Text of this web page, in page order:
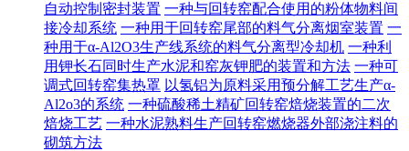
自动控制密封装置 一种与回转窑配合使用的粉体物料间
接冷却系统 一种用于回转窑尾部的料气分离烟室装置 一
种用于α-Al2O3生产线系统的料气分离型冷却机 一种利
用钾长石同时生产水泥和窑灰钾肥的装置和方法 一种可
调式回转窑集热罩 以氢铝为原料采用预分解工艺生产α-
Al2o3的系统 一种硫酸稀土精矿回转窑焙烧装置的二次
焙烧工艺 一种水泥熟料生产回转窑燃烧器外部浇注料的
砌筑方法